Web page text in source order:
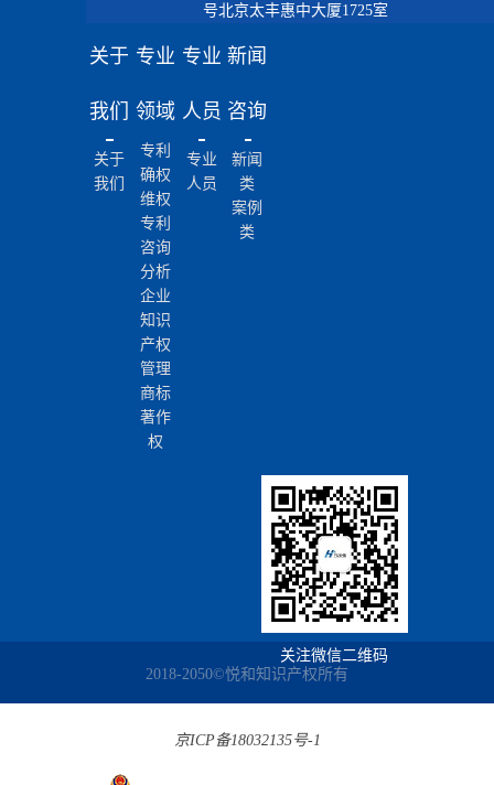
号北京太丰惠中大厦1725室
关于
我们
关于
我们
专业
领域
专利
确权
维权
专利
咨询
分析
企业
知识
产权
管理
商标
著作
权
专业
人员
专业
人员
新闻
咨询
新闻
类
案例
类
关注微信二维码
2018-2050©悦和知识产权所有
京ICP备18032135号-1